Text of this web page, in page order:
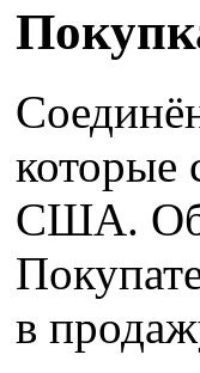
которые
США.
в